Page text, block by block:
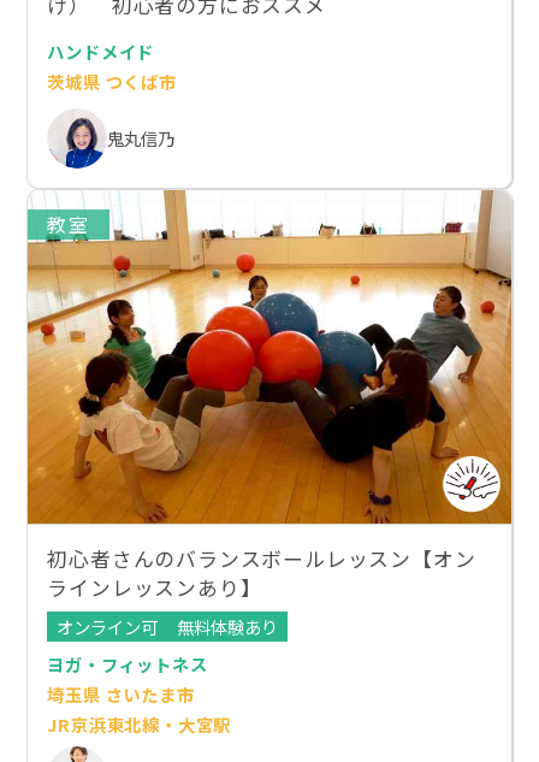
ハンドメイド
茨城県 つくば市
鬼丸信乃
教室
初心者さんのバランスボールレッスン【オン
ラインレッスンあり】
オンライン可
無料体験あり
ヨガ・フィットネス
埼玉県 さいたま市
JR京浜東北線・大宮駅